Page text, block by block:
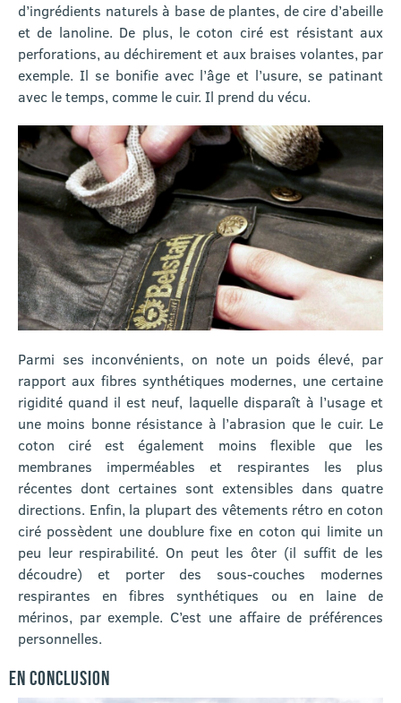
d’ingrédients naturels à base de plantes, de cire d’abeille
et de lanoline. De plus, le coton ciré est résistant aux
perforations, au déchirement et aux braises volantes, par
exemple. Il se bonifie avec l’âge et l’usure, se patinant
avec le temps, comme le cuir. Il prend du vécu.
Parmi ses inconvénients, on note un poids élevé, par
rapport aux fibres synthétiques modernes, une certaine
rigidité quand il est neuf, laquelle disparaît à l’usage et
une moins bonne résistance à l’abrasion que le cuir. Le
coton ciré est également moins flexible que les
membranes imperméables et respirantes les plus
récentes dont certaines sont extensibles dans quatre
directions. Enfin, la plupart des vêtements rétro en coton
ciré possèdent une doublure fixe en coton qui limite un
peu leur respirabilité. On peut les ôter (il suffit de les
découdre) et porter des sous-couches modernes
respirantes en fibres synthétiques ou en laine de
mérinos, par exemple. C’est une affaire de préférences
personnelles.
EN CONCLUSION